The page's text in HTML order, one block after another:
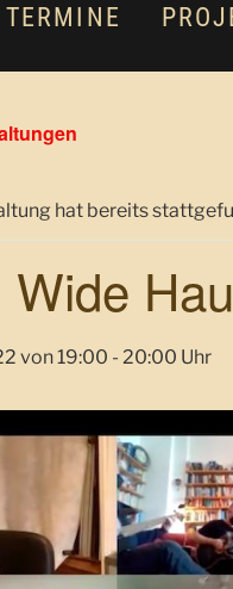
TERMINE
hat bereits
Wide
von 19:00 - 20:00